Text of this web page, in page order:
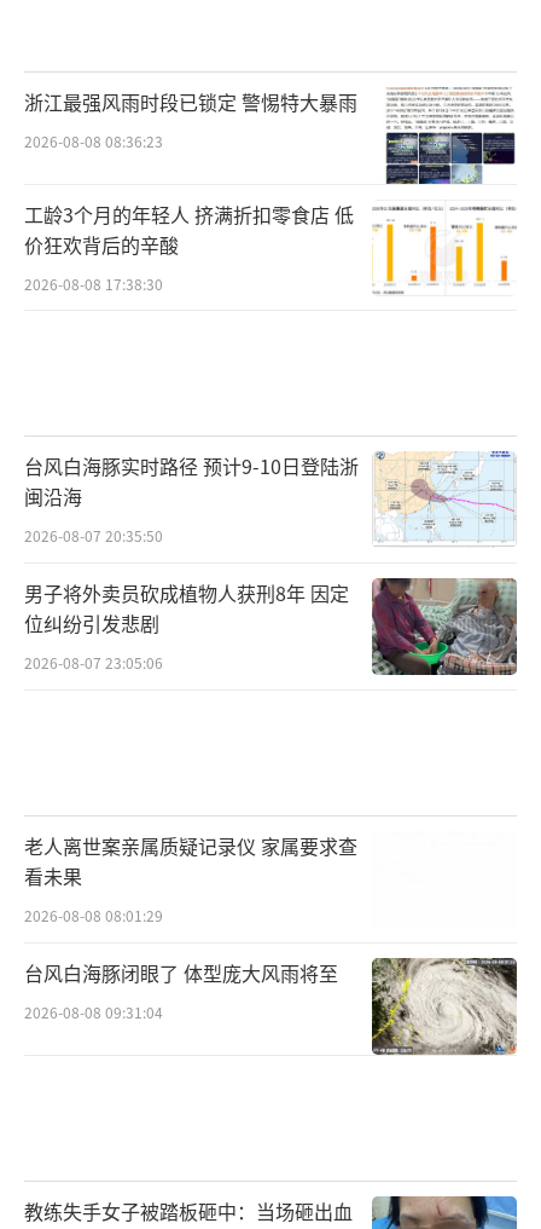
浙江最强风雨时段已锁定 警惕特大暴雨
2026-08-08 08:36:23
工龄3个月的年轻人 挤满折扣零食店 低
价狂欢背后的辛酸
2026-08-08 17:38:30
台风白海豚实时路径 预计9-10日登陆浙
闽沿海
2026-08-07 20:35:50
男子将外卖员砍成植物人获刑8年 因定
位纠纷引发悲剧
2026-08-07 23:05:06
老人离世案亲属质疑记录仪 家属要求查
看未果
2026-08-08 08:01:29
台风白海豚闭眼了 体型庞大风雨将至
2026-08-08 09:31:04
教练失手女子被踏板砸中：当场砸出血